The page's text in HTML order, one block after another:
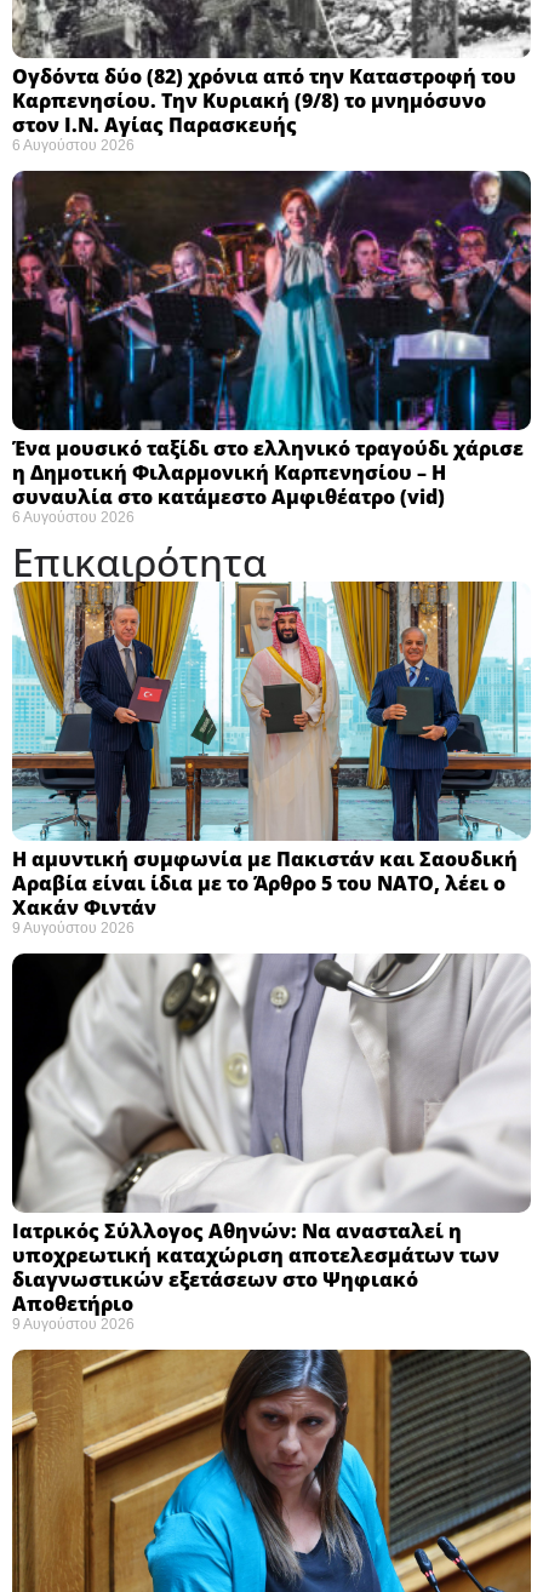
Ογδόντα δύο (82) χρόνια από την Καταστροφή του
Καρπενησίου. Την Κυριακή (9/8) το μνημόσυνο
στον Ι.Ν. Αγίας Παρασκευής
6 Αυγούστου 2026
Ένα μουσικό ταξίδι στο ελληνικό τραγούδι χάρισε
η Δημοτική Φιλαρμονική Καρπενησίου – Η
συναυλία στο κατάμεστο Αμφιθέατρο (vid)
6 Αυγούστου 2026
Επικαιρότητα
Η αμυντική συμφωνία με Πακιστάν και Σαουδική
Αραβία είναι ίδια με το Άρθρο 5 του ΝΑΤΟ, λέει ο
Χακάν Φιντάν ​
9 Αυγούστου 2026
Ιατρικός Σύλλογος Αθηνών: Να ανασταλεί η
υποχρεωτική καταχώριση αποτελεσμάτων των
διαγνωστικών εξετάσεων στο Ψηφιακό
Αποθετήριο ​
9 Αυγούστου 2026